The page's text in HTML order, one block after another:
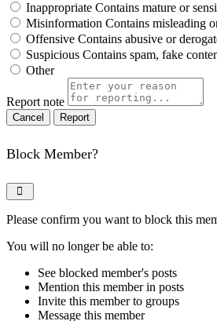
Inappropriate Contains mature or
Misinformation Contains misleading
Offensive Contains abusive or
Suspicious Contains spam, fake
Other
Report note
Report
Block Member?
Please confirm you want to block this
You will no longer be able to:
See blocked member's posts
Mention this member in posts
Invite this member to groups
Message this member